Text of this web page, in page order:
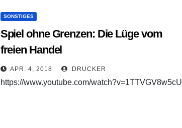
SONSTIGES
Spiel ohne Grenzen: Die Lüge vom
freien Handel
APR. 4, 2018 DRUCKER
https://www.youtube.com/watch?v=1TTVGV8w5cU